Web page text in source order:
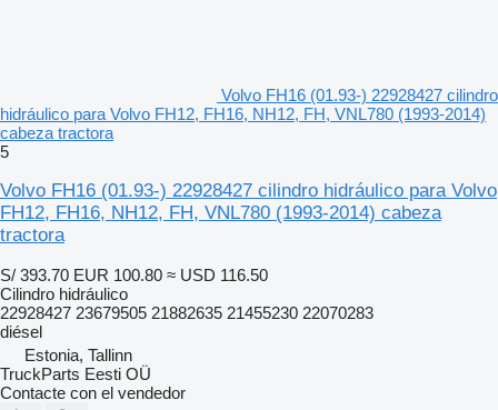
Volvo FH16 (01.93-) 22928427 cilindro
hidráulico para Volvo FH12, FH16, NH12, FH, VNL780 (1993-2014)
cabeza tractora
5
Volvo FH16 (01.93-) 22928427 cilindro hidráulico para Volvo
FH12, FH16, NH12, FH, VNL780 (1993-2014) cabeza
tractora
S/ 393.70 EUR 100.80 ≈ USD 116.50
Cilindro hidráulico
22928427 23679505 21882635 21455230 22070283
diésel
Estonia, Tallinn
TruckParts Eesti OÜ
Contacte con el vendedor